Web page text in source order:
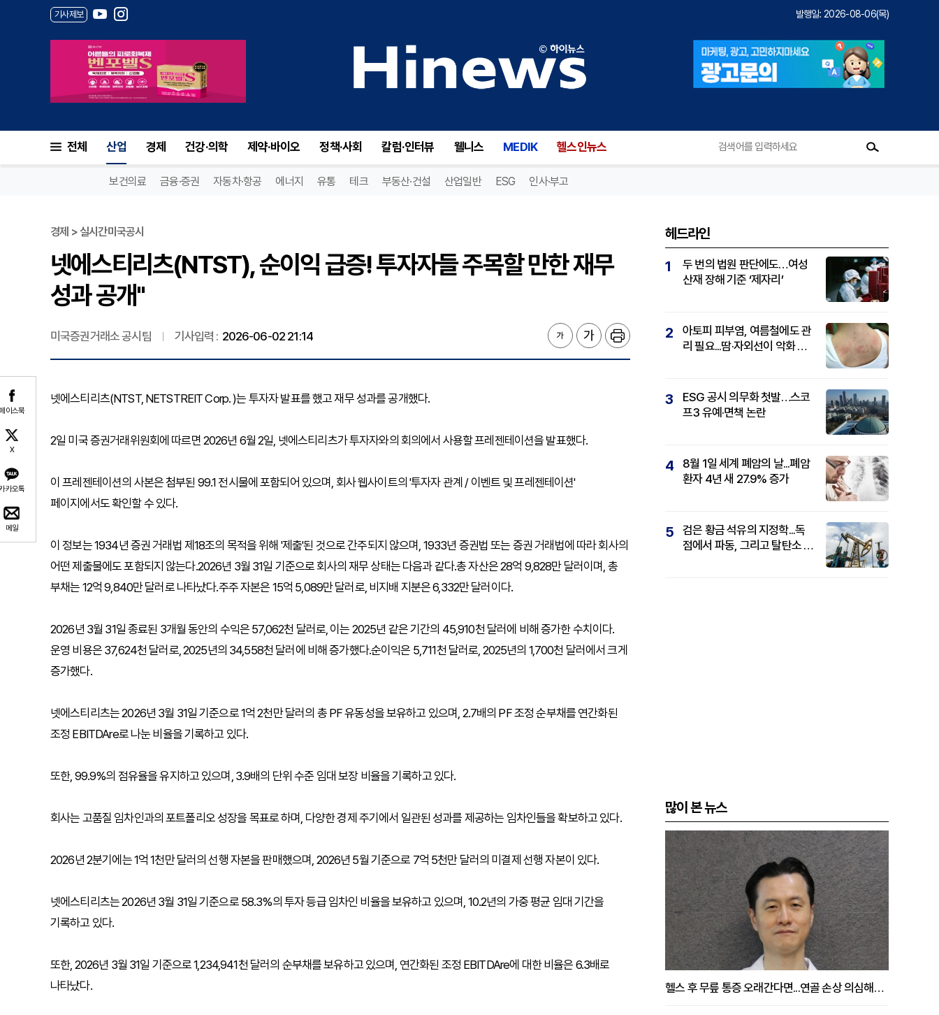
기사제보 발행일: 2026-08-06(목)
전체 산업 경제 건강·의학 제약·바이오 정책·사회 칼럼·인터뷰 웰니스 MEDIK 헬스인뉴스
보건의료 금융·증권 자동차·항공 에너지 유통 테크 부동산·건설 산업일반 ESG 인사·부고
이스북
X
카오톡
메일
경제 > 실시간미국공시
넷에스티리츠(NTST), 순이익 급증! 투자자들 주목할 만한 재무
성과 공개"
미국증권거래소 공시팀 기사입력 : 2026-06-02 21:14
넷에스티리츠(NTST, NETSTREIT Corp. )는 투자자 발표를 했고 재무 성과를 공개했다.
2일 미국 증권거래위원회에 따르면 2026년 6월 2일, 넷에스티리츠가 투자자와의 회의에서 사용할 프레젠테이션을 발표했다.
이 프레젠테이션의 사본은 첨부된 99.1 전시물에 포함되어 있으며, 회사 웹사이트의 '투자자 관계 / 이벤트 및 프레젠테이션'
페이지에서도 확인할 수 있다.
이 정보는 1934년 증권 거래법 제18조의 목적을 위해 '제출'된 것으로 간주되지 않으며, 1933년 증권법 또는 증권 거래법에 따라 회사의
어떤 제출물에도 포함되지 않는다.2026년 3월 31일 기준으로 회사의 재무 상태는 다음과 같다.총 자산은 28억 9,828만 달러이며, 총
부채는 12억 9,840만 달러로 나타났다.주주 자본은 15억 5,089만 달러로, 비지배 지분은 6,332만 달러이다.
2026년 3월 31일 종료된 3개월 동안의 수익은 57,062천 달러로, 이는 2025년 같은 기간의 45,910천 달러에 비해 증가한 수치이다.
운영 비용은 37,624천 달러로, 2025년의 34,558천 달러에 비해 증가했다.순이익은 5,711천 달러로, 2025년의 1,700천 달러에서 크게
증가했다.
넷에스티리츠는 2026년 3월 31일 기준으로 1억 2천만 달러의 총 PF 유동성을 보유하고 있으며, 2.7배의 PF 조정 순부채를 연간화된
조정 EBITDAre로 나눈 비율을 기록하고 있다.
또한, 99.9%의 점유율을 유지하고 있으며, 3.9배의 단위 수준 임대 보장 비율을 기록하고 있다.
회사는 고품질 임차인과의 포트폴리오 성장을 목표로 하며, 다양한 경제 주기에서 일관된 성과를 제공하는 임차인들을 확보하고 있다.
2026년 2분기에는 1억 1천만 달러의 선행 자본을 판매했으며, 2026년 5월 기준으로 7억 5천만 달러의 미결제 선행 자본이 있다.
넷에스티리츠는 2026년 3월 31일 기준으로 58.3%의 투자 등급 임차인 비율을 보유하고 있으며, 10.2년의 가중 평균 임대 기간을
기록하고 있다.
또한, 2026년 3월 31일 기준으로 1,234,941천 달러의 순부채를 보유하고 있으며, 연간화된 조정 EBITDAre에 대한 비율은 6.3배로
나타났다.
헤드라인
1
두 번의 법원 판단에도…여성
산재 장해 기준 ‘제자리’
2
아토피 피부염, 여름철에도 관
리 필요...땀·자외선이 악화 요
3
ESG 공시 의무화 첫발…스코
프3 유예·면책 논란
4
8월 1일 세계 폐암의 날...폐암
환자 4년 새 27.9% 증가
5
검은 황금 석유의 지정학...독
점에서 파동, 그리고 탈탄소 패
많이 본 뉴스
헬스 후 무릎 통증 오래간다면...연골 손상 의심해야 [김상범 원장 칼럼]